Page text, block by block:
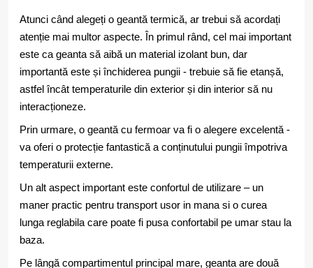
Atunci când alegeți o geantă termică, ar trebui să acordați
atenție mai multor aspecte. În primul rând, cel mai important
este ca geanta să aibă un material izolant bun, dar
importantă este și închiderea pungii - trebuie să fie etanșă,
astfel încât temperaturile din exterior și din interior să nu
interacționeze.
Prin urmare, o geantă cu fermoar va fi o alegere excelentă -
va oferi o protecție fantastică a conținutului pungii împotriva
temperaturii externe.
Un alt aspect important este confortul de utilizare – un
maner practic pentru transport usor in mana si o curea
lunga reglabila care poate fi pusa confortabil pe umar stau la
baza.
Pe lângă compartimentul principal mare, geanta are două